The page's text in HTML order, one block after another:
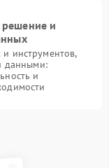
и
инструментов,
данными:
и